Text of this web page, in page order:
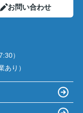
お問い合わせ
）
あり）